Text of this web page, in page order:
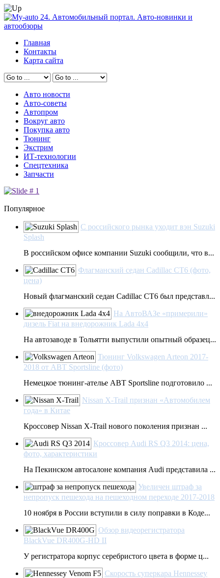
Главная
Контакты
Карта сайта
Авто новости
Авто-советы
Автопром
Вокруг авто
Покупка авто
Тюнинг
Экстрим
ИТ-технологии
Спецтехника
Запчасти
Популярное
С российского рынка уходит вэн Suzuki
Splash
В российском офисе компании Suzuki сообщили, что в...
Флагманский седан Cadillac CT6 (фото,
цена)
Новый флагманский седан Cadillac CT6 был представл...
На АвтоВАЗе «примерили»
дизель Fiat на внедорожник Lada 4х4
На автозаводе в Тольятти выпустили опытный образец...
Тюнинг Volkswagen Arteon 2017-
2018 от ABT Sportsline (фото)
Немецкое тюнинг-ателье ABT Sportsline подготовило ...
Nissan X-Trail признан «Автомобилем
года» в Китае
Кроссовер Nissan X-Trail нового поколения признан ...
Кроссовер Audi RS Q3 2014: цена,
фото, характеристики
На Пекинском автосалоне компания Audi представила ...
Увеличен штраф за
непропуск пешехода на пешеходном переходе 2017-2018
10 ноября в России вступили в силу поправки в Коде...
Обзор видеорегистратора
BlackVue DR400G-HD II
У регистратора корпус серебристого цвета в форме ц...
Скорость суперкара Hennessey